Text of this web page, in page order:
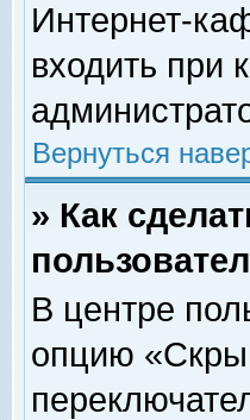
Интернет-
входить при
Вернуться
» Как
В центре
опцию